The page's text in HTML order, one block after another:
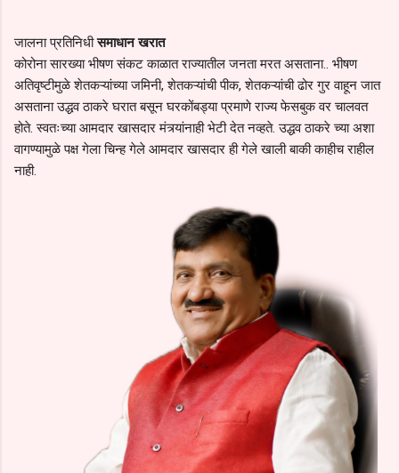
जालना प्रतिनिधीसमाधान खरात
कोरोना सारख्या भीषण संकट काळात राज्यातील जनता मरत असताना.. भीषण
अतिवृष्टीमुळे शेतकऱ्यांच्या जमिनी, शेतकऱ्यांची पीक, शेतकऱ्यांची ढोर गुर वाहून जात
असताना उद्धव ठाकरे घरात बसून घरकोंबड्या प्रमाणे राज्य फेसबुक वर चालवत
होते. स्वतःच्या आमदार खासदार मंत्र्यांनाही भेटी देत नव्हते. उद्धव ठाकरे च्या अशा
वागण्यामुळे पक्ष गेला चिन्ह गेले आमदार खासदार ही गेले खाली बाकी काहीच राहील
नाही.